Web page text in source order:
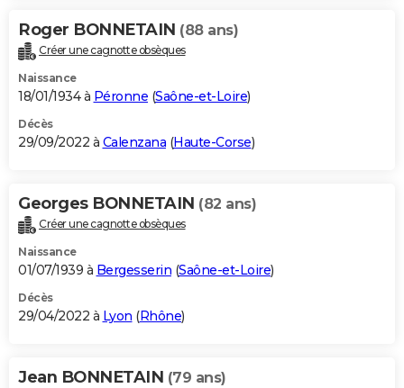
Roger BONNETAIN (88 ans)
Créer une cagnotte obsèques
Naissance
18/01/1934 à Péronne (Saône-et-Loire)
Décès
29/09/2022 à Calenzana (Haute-Corse)
Georges BONNETAIN (82 ans)
Créer une cagnotte obsèques
Naissance
01/07/1939 à Bergesserin (Saône-et-Loire)
Décès
29/04/2022 à Lyon (Rhône)
Jean BONNETAIN (79 ans)